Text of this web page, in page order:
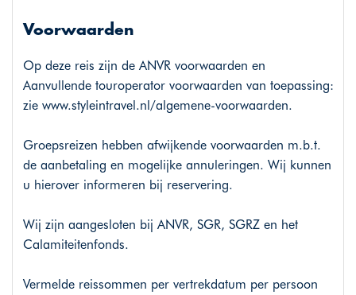
Voorwaarden
Op deze reis zijn de ANVR voorwaarden en
Aanvullende touroperator voorwaarden van toepassing:
zie www.styleintravel.nl/algemene-voorwaarden.
Groepsreizen hebben afwijkende voorwaarden m.b.t.
de aanbetaling en mogelijke annuleringen. Wij kunnen
u hierover informeren bij reservering.
Wij zijn aangesloten bij ANVR, SGR, SGRZ en het
Calamiteitenfonds.
Vermelde reissommen per vertrekdatum per persoon